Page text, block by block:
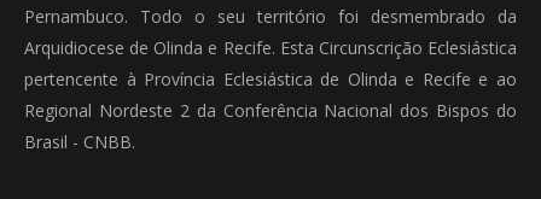
Pernambuco. Todo o seu território foi desmembrado da
Arquidiocese de Olinda e Recife. Esta Circunscrição Eclesiástica
pertencente à Província Eclesiástica de Olinda e Recife e ao
Regional Nordeste 2 da Conferência Nacional dos Bispos do
Brasil - CNBB.